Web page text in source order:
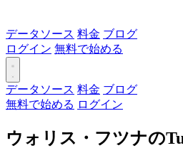
データソース 料金 ブログ
ログイン 無料で始める
データソース 料金 ブログ
無料で始める ログイン
ウォリス・フツナの